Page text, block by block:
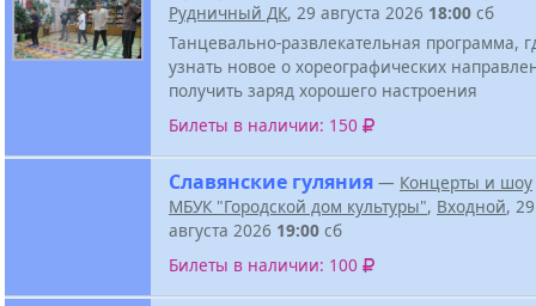
Рудничный ДК, 29 августа 2026 18:00 сб
Танцевально-развлекательная программа,
узнать новое о хореографических
получить заряд хорошего настроения
Билеты в наличии: 150
Славянские гуляния — Концерты и шоу
МБУК "Городской дом культуры", Входной, 29
августа 2026 19:00 сб
Билеты в наличии: 100